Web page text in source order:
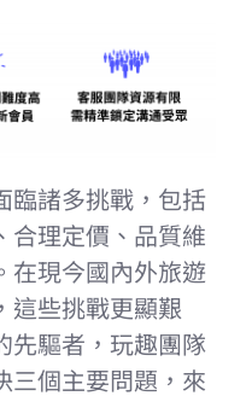
臨諸多挑戰，包括
合理定價、品質維
在現今國內外旅遊
這些挑戰更顯艱
先驅者，玩趣團隊
三個主要問題，來